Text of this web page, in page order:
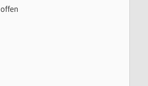
offen